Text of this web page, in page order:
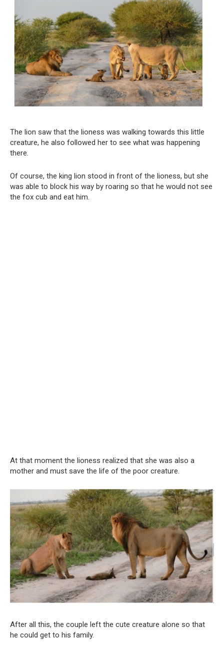
The lion saw that the lioness was walking towards this little
creature, he also followed her to see what was happening
there.
Of course, the king lion stood in front of the lioness, but she
was able to block his way by roaring so that he would not see
the fox cub and eat him.
At that moment the lioness realized that she was also a
mother and must save the life of the poor creature.
After all this, the couple left the cute creature alone so that
he could get to his family.